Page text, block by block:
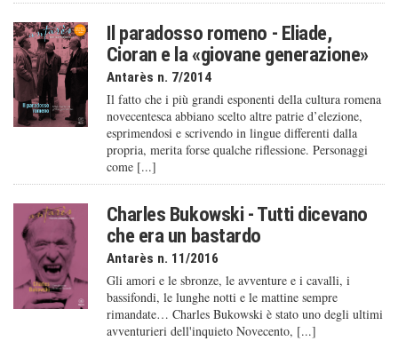
Il paradosso romeno - Eliade,
Cioran e la «giovane generazione»
Antarès n. 7/2014
Il fatto che i più grandi esponenti della cultura romena
novecentesca abbiano scelto altre patrie d’elezione,
esprimendosi e scrivendo in lingue differenti dalla
propria, merita forse qualche riflessione. Personaggi
come [...]
Charles Bukowski - Tutti dicevano
che era un bastardo
Antarès n. 11/2016
Gli amori e le sbronze, le avventure e i cavalli, i
bassifondi, le lunghe notti e le mattine sempre
rimandate… Charles Bukowski è stato uno degli ultimi
avventurieri dell'inquieto Novecento, [...]